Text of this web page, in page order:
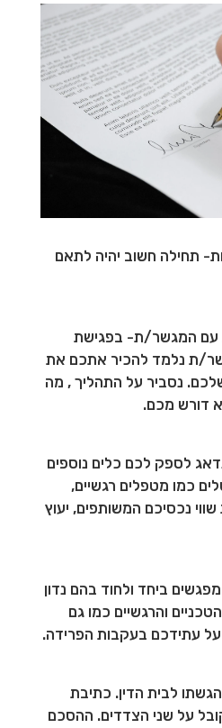
תחילה חשוב יהיה לתאם
עם המגשר/ת- בפגישת
ת נלמד להכיר אתכם את
נסביר על התהליך , מה
דורש מכם.
לספק לכם כלים נוספים
כמו מטפלים רגשיים,
נכסיכם המשותפים, יעוץ
ביחד ולחוד בהם נדון
והרגשיים כמו גם
על עתידכם בעקבות הפרידה.
לבית הדין. כתיבת
על שני הצדדים. ההסכם